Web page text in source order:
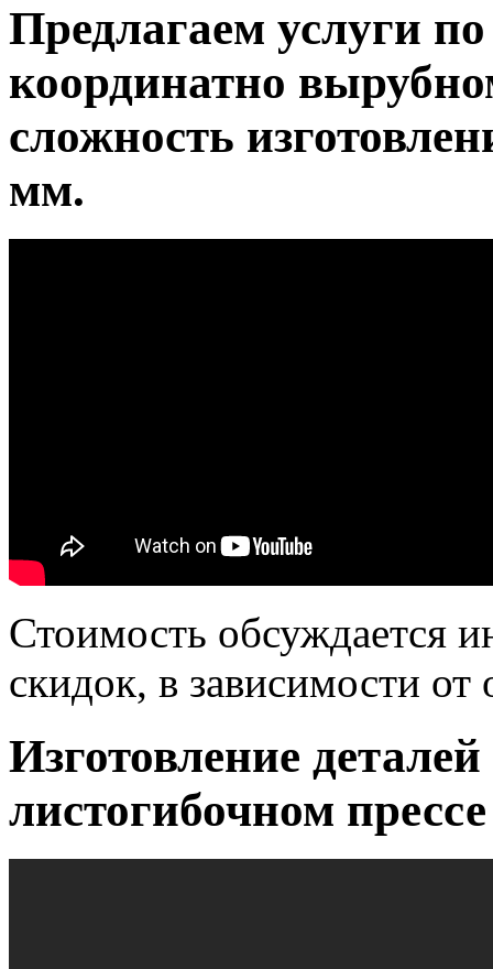
Предлагаем услуги
координатно
сложность
мм.
Стоимость обсуждается
скидок, в зависимости от
Изготовление
листогибочном прессе